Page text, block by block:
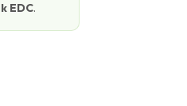
EDC.